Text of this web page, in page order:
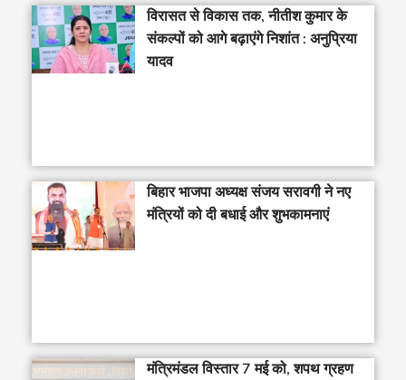
विरासत से विकास तक, नीतीश कुमार के
संकल्पों को आगे बढ़ाएंगे निशांत : अनुप्रिया
यादव
बिहार भाजपा अध्यक्ष संजय सरावगी ने नए
मंत्रियों को दी बधाई और शुभकामनाएं
मंत्रिमंडल विस्तार 7 मई को, शपथ ग्रहण